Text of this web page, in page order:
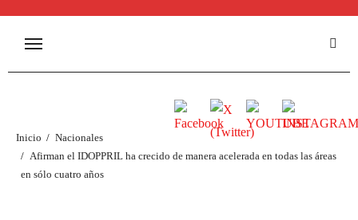
Inicio
Nacionales
Afirman el IDOPPRIL ha crecido de manera acelerada en todas las áreas
en sólo cuatro años